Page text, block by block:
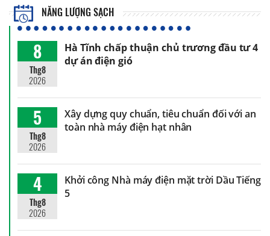
NĂNG LƯỢNG SẠCH
8
Thg8
2026
Hà Tĩnh chấp thuận chủ trương đầu tư 4
dự án điện gió
5
Thg8
2026
Xây dựng quy chuẩn, tiêu chuẩn đối với an
toàn nhà máy điện hạt nhân
4
Thg8
2026
Khởi công Nhà máy điện mặt trời Dầu Tiếng
5